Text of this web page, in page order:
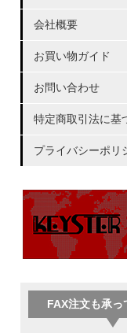
会社概要
お買い物ガイド
お問い合わせ
特定商取引法に基
プライバシーポリ
FAX注文も承っ